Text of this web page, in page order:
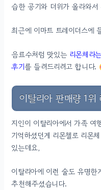
습한 공기와 더위가 올라와
최근에 이마트 트레이더스에
음료수처럼 맛있는리몬체라
후기를 들려드리려고 합니다.
이탈리아 판매량 1위
지인이 이탈리아에서 가족 여
기억하셨던게 리몬첼로 리몬
있는데요,
이탈리아에 이런 술도 유명
추천해주셨습니다.